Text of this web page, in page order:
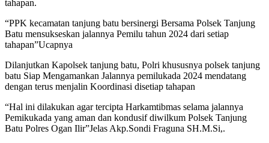
tahapan.
“PPK kecamatan tanjung batu bersinergi Bersama Polsek Tanjung
Batu mensukseskan jalannya Pemilu tahun 2024 dari setiap
tahapan”Ucapnya
Dilanjutkan Kapolsek tanjung batu, Polri khususnya polsek tanjung
batu Siap Mengamankan Jalannya pemilukada 2024 mendatang
dengan terus menjalin Koordinasi disetiap tahapan
“Hal ini dilakukan agar tercipta Harkamtibmas selama jalannya
Pemikukada yang aman dan kondusif diwilkum Polsek Tanjung
Batu Polres Ogan Ilir”Jelas Akp.Sondi Fraguna SH.M.Si,.